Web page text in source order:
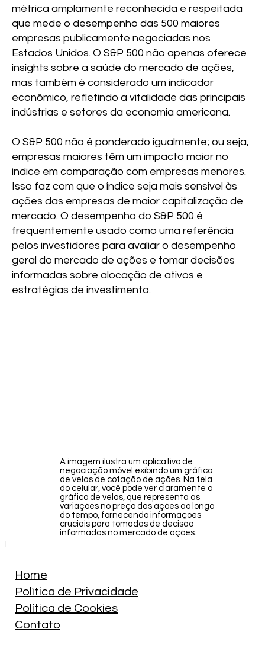
métrica amplamente reconhecida e respeitada
que mede o desempenho das 500 maiores
empresas publicamente negociadas nos
Estados Unidos. O S&P 500 não apenas oferece
insights sobre a saúde do mercado de ações,
mas também é considerado um indicador
econômico, refletindo a vitalidade das principais
indústrias e setores da economia americana.
O S&P 500 não é ponderado igualmente; ou seja,
empresas maiores têm um impacto maior no
índice em comparação com empresas menores.
Isso faz com que o índice seja mais sensível às
ações das empresas de maior capitalização de
mercado. O desempenho do S&P 500 é
frequentemente usado como uma referência
pelos investidores para avaliar o desempenho
geral do mercado de ações e tomar decisões
informadas sobre alocação de ativos e
estratégias de investimento.
A imagem ilustra um aplicativo de
negociação móvel exibindo um gráfico
de velas de cotação de ações. Na tela
do celular, você pode ver claramente o
gráfico de velas, que representa as
variações no preço das ações ao longo
do tempo, fornecendo informações
cruciais para tomadas de decisão
informadas no mercado de ações.
Home
Política de Privacidade
Política de Cookies
Contato